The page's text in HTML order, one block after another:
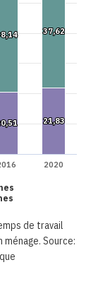
37,62
37,62
21,83
21,83
2020
de travail
Source: